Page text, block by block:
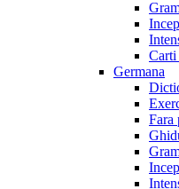
Carti
Germana
Fara